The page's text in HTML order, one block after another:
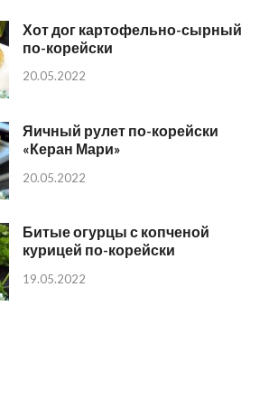
Хот дог картофельно-сырный
по-корейски
20.05.2022
Яичный рулет по-корейски
«Керан Мари»
20.05.2022
Битые огурцы с копченой
курицей по-корейски
19.05.2022